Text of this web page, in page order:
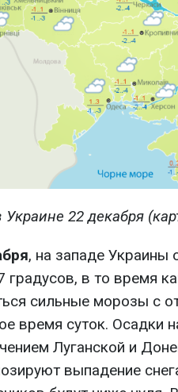
Украине 22 декабря
, на западе Украины
градусов, в то время
сильные морозы с
время суток. Осадки
Луганской и
выпадение